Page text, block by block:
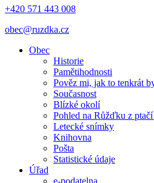
+420 571 443 008
obec@ruzdka.cz
Obec
Historie
Pamětihodnosti
Pověz mi, jak to tenkrát
Současnost
Blízké okolí
Pohled na Růžďku z
Letecké snímky
Knihovna
Pošta
Statistické údaje
Úřad
e-podatelna